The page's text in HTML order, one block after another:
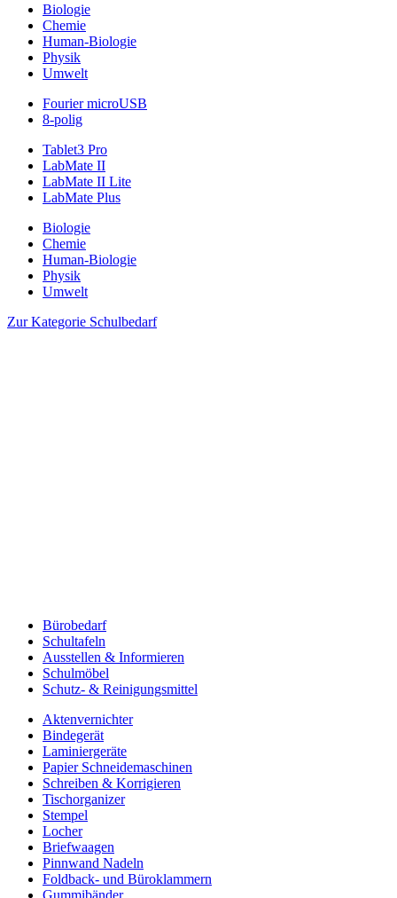
Biologie
Chemie
Human-Biologie
Physik
Umwelt
Fourier microUSB
8-polig
Tablet3 Pro
LabMate II
LabMate II Lite
LabMate Plus
Biologie
Chemie
Human-Biologie
Physik
Umwelt
Zur Kategorie Schulbedarf
Bürobedarf
Schultafeln
Ausstellen & Informieren
Schulmöbel
Schutz- & Reinigungsmittel
Aktenvernichter
Bindegerät
Laminiergeräte
Papier Schneidemaschinen
Schreiben & Korrigieren
Tischorganizer
Stempel
Locher
Briefwaagen
Pinnwand Nadeln
Foldback- und Büroklammern
Gummibänder